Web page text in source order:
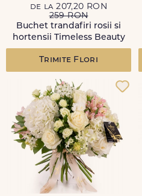
de la 207,20 RON
259 RON
Buchet trandafiri rosii si
hortensii Timeless Beauty
Trimite Flori